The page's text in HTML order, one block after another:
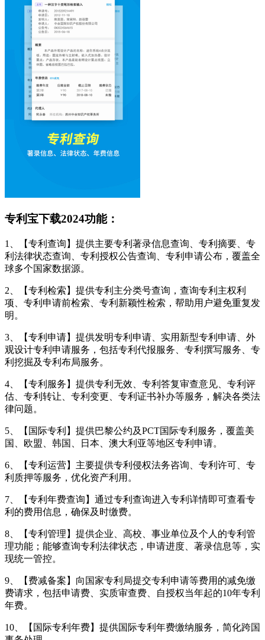
专利宝下载2024功能：
1、【专利查询】提供主要专利著录信息查询、专利摘要、专
利法律状态查询、专利授权公告查询、专利申请公布，覆盖全
球多个国家数据源。
2、【专利检索】提供专利主分类号查询，查询专利主权利
项、专利申请前检索、专利新颖性检索，帮助用户避免重复发
明。
3、【专利申请】提供发明专利申请、实用新型专利申请、外
观设计专利申请服务，包括专利代报服务、专利撰写服务、专
利挖掘及专利布局服务。
4、【专利服务】提供专利无效、专利答复审查意见、专利评
估、专利转让、专利变更、专利证书补办等服务，解决各类法
律问题。
5、【国际专利】提供巴黎公约及PCT国际专利服务，覆盖美
国、欧盟、韩国、日本、澳大利亚等地区专利申请。
6、【专利运营】主要提供专利侵权法务咨询、专利许可、专
利质押等服务，优化资产利用。
7、【专利年费查询】通过专利查询进入专利详情即可查看专
利的费用信息，确保及时缴费。
8、【专利管理】提供企业、高校、事业单位及个人的专利管
理功能；能够查询专利法律状态，申请进度、著录信息等，实
现统一管控。
9、【费减备案】向国家专利局提交专利申请等费用的减免缴
费请求，包括申请费、实质审查费、自授权当年起的10年专利
年费。
10、【国际专利年费】提供国际专利年费缴纳服务，简化跨国